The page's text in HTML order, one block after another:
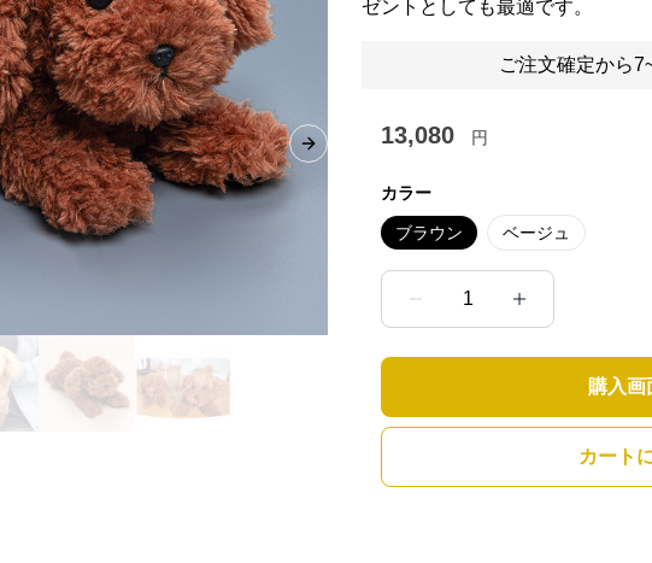
Next slide
ゼントとしても最適です。
ご注文確定から
13,080 円
カラー
ブラウン ベージュ
1
購入画
カート